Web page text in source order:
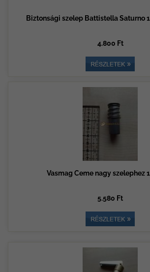
Biztonsági szelep Battistella Saturno
4.800 Ft
Vasmag Ceme nagy szelephez
5.580 Ft